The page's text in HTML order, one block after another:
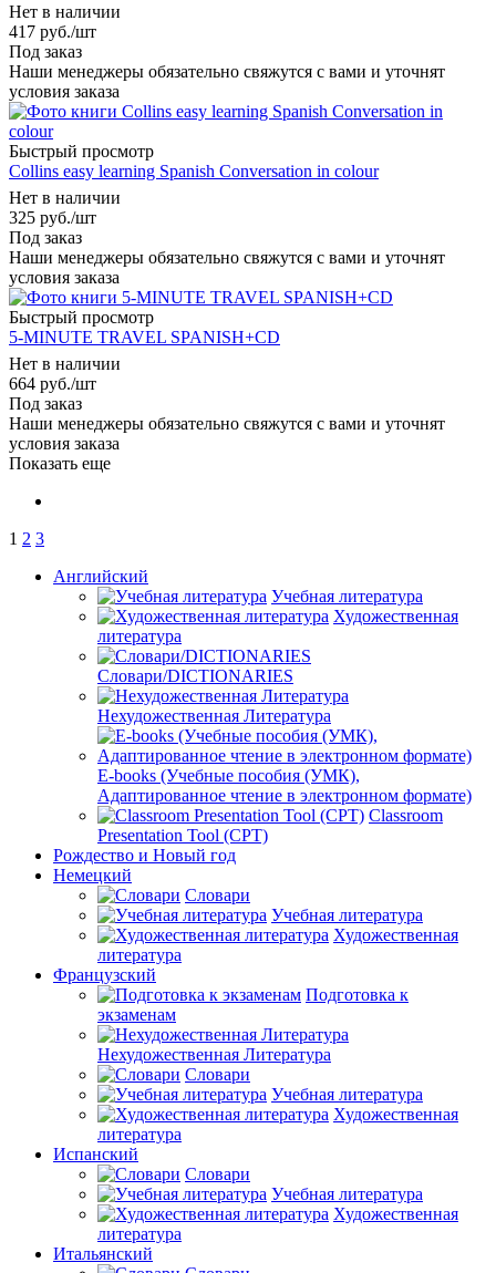
Нет в наличии
417 руб./шт
Под заказ
Наши менеджеры обязательно свяжутся с вами и уточнят
условия заказа
Быстрый просмотр
Collins easy learning Spanish Conversation in colour
Нет в наличии
325 руб./шт
Под заказ
Наши менеджеры обязательно свяжутся с вами и уточнят
условия заказа
Быстрый просмотр
5-MINUTE TRAVEL SPANISH+CD
Нет в наличии
664 руб./шт
Под заказ
Наши менеджеры обязательно свяжутся с вами и уточнят
условия заказа
Показать еще
1 2 3
Английский
Учебная литература
Художественная
литература
Словари/DICTIONARIES
Нехудожественная Литература
E-books (Учебные пособия (УМК),
Адаптированное чтение в электронном формате)
Classroom
Presentation Tool (CPT)
Рождество и Новый год
Немецкий
Словари
Учебная литература
Художественная
литература
Французский
Подготовка к
экзаменам
Нехудожественная Литература
Словари
Учебная литература
Художественная
литература
Испанский
Словари
Учебная литература
Художественная
литература
Итальянский